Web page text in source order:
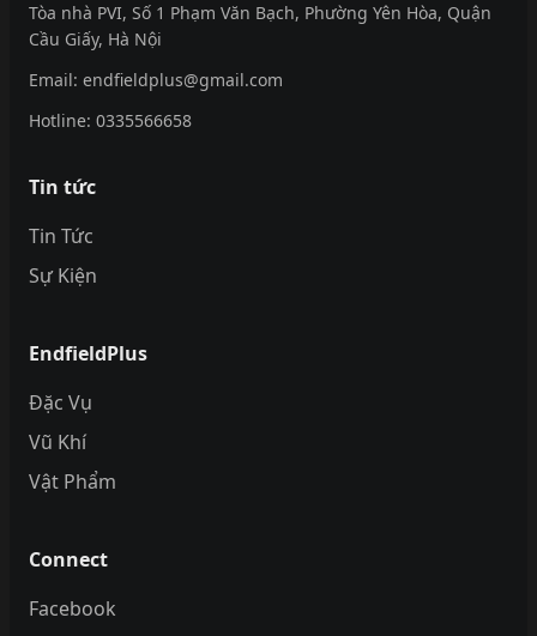
Tòa nhà PVI, Số 1 Phạm Văn Bạch, Phường Yên Hòa, Quận
Cầu Giấy, Hà Nội
Email: endfieldplus@gmail.com
Hotline: 0335566658
Tin tức
Tin Tức
Sự Kiện
EndfieldPlus
Đặc Vụ
Vũ Khí
Vật Phẩm
Connect
Facebook